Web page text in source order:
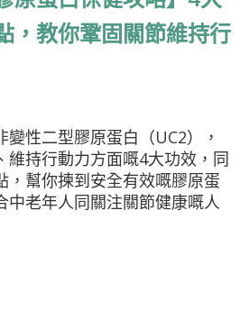
，教你鞏固關節維持行
性二型膠原蛋白（UC2），
維持行動力方面嘅4大功效，同
，幫你揀到安全有效嘅膠原蛋
中老年人同關注關節健康嘅人